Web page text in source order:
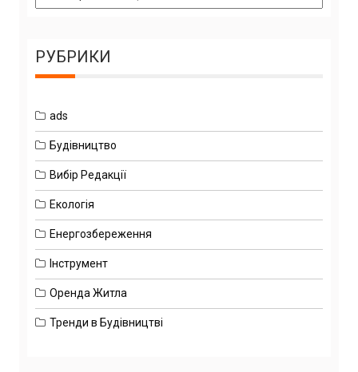
Публікації
РУБРИКИ
ads
Будівництво
Вибір Редакції
Екологія
Енергозбереження
Інструмент
Оренда Житла
Тренди в Будівництві